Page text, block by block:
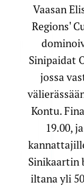
Vaasan
Regions'
Sinipaidat
jossa
Kontu.
19.00,
Sinikaartin
iltana yli